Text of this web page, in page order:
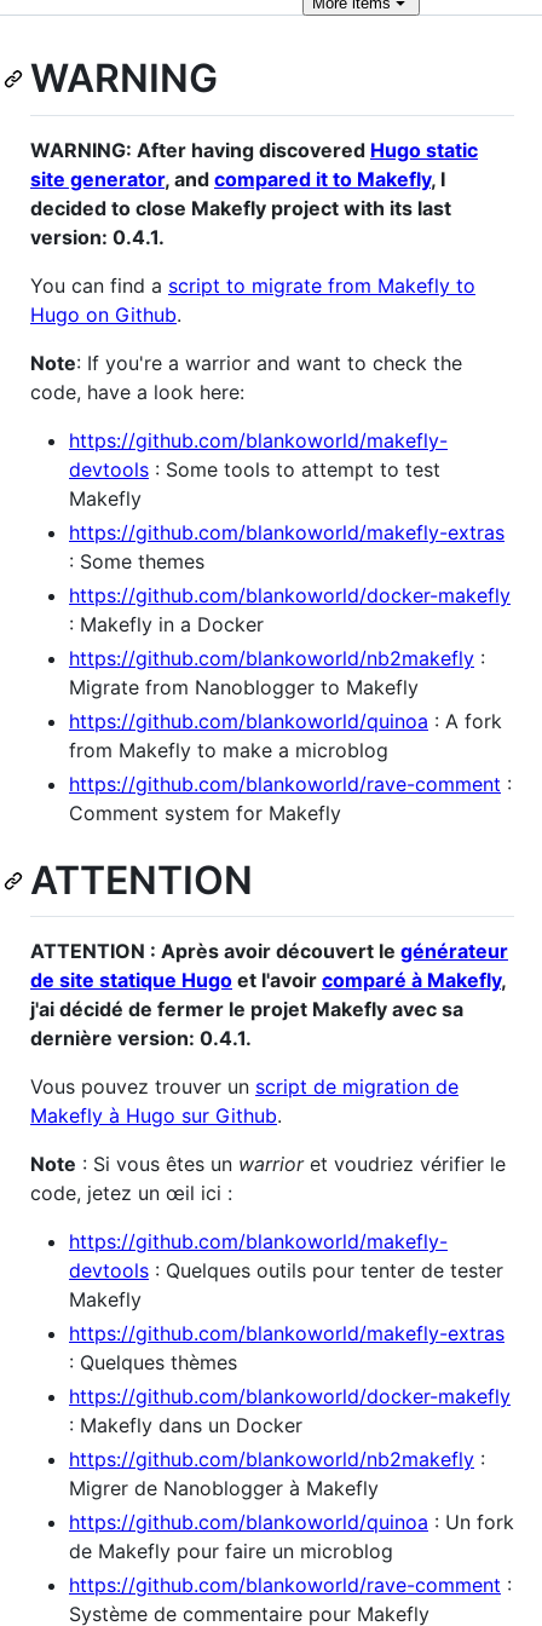
WARNING
WARNING: After having discovered Hugo static
site generator, and compared it to Makefly, I
decided to close Makefly project with its last
version: 0.4.1.
You can find a script to migrate from Makefly to
Hugo on Github.
Note: If you're a warrior and want to check the
code, have a look here:
https://github.com/blankoworld/makefly-
devtools : Some tools to attempt to test
Makefly
https://github.com/blankoworld/makefly-extras
: Some themes
https://github.com/blankoworld/docker-makefly
: Makefly in a Docker
https://github.com/blankoworld/nb2makefly :
Migrate from Nanoblogger to Makefly
https://github.com/blankoworld/quinoa : A fork
from Makefly to make a microblog
https://github.com/blankoworld/rave-comment :
Comment system for Makefly
ATTENTION
ATTENTION : Après avoir découvert le générateur
de site statique Hugo et l'avoir comparé à Makefly,
j'ai décidé de fermer le projet Makefly avec sa
dernière version: 0.4.1.
Vous pouvez trouver un script de migration de
Makefly à Hugo sur Github.
Note : Si vous êtes un warrioret voudriez vérifier le
code, jetez un œil ici :
https://github.com/blankoworld/makefly-
devtools : Quelques outils pour tenter de tester
Makefly
https://github.com/blankoworld/makefly-extras
: Quelques thèmes
https://github.com/blankoworld/docker-makefly
: Makefly dans un Docker
https://github.com/blankoworld/nb2makefly :
Migrer de Nanoblogger à Makefly
https://github.com/blankoworld/quinoa : Un fork
de Makefly pour faire un microblog
https://github.com/blankoworld/rave-comment :
Système de commentaire pour Makefly